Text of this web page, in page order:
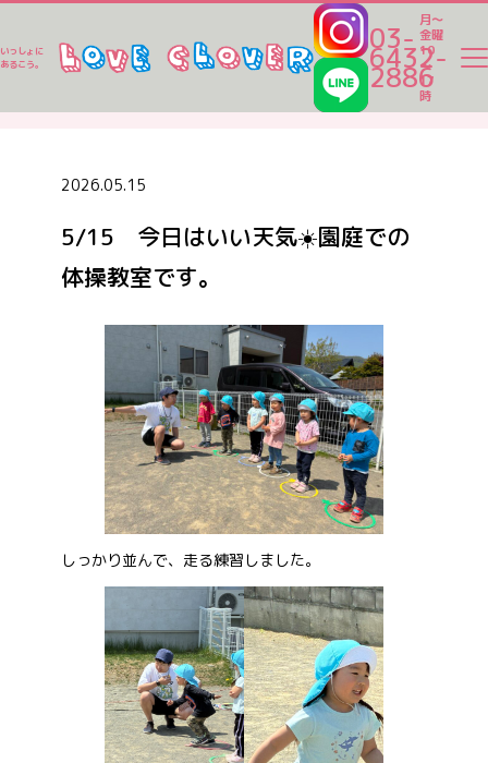
いっしょに
あるこう。
03-
6432-
2886
月～
金曜
10
～
17
時
一時保育
ベビーシッター
家事代行
認可保育園一覧
お問い合わせ
会社概要
2026.05.15
5/15 今日はいい天気☀️園庭での
体操教室です。
しっかり並んで、走る練習しました。